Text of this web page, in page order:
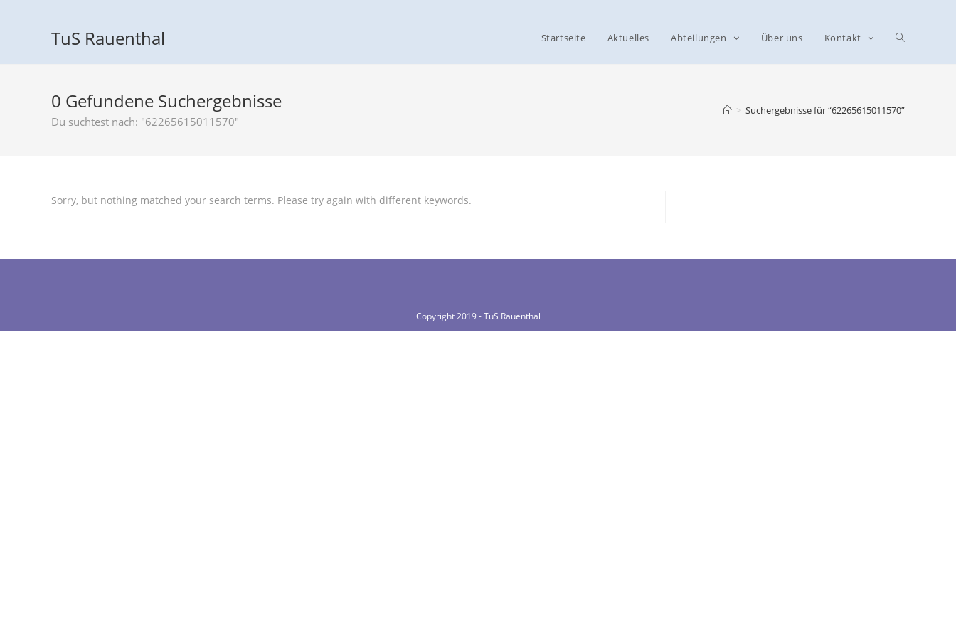
TuS Rauenthal Startseite Aktuelles Abteilungen Über uns Kontakt
0 Gefundene Suchergebnisse
Du suchtest nach: "62265615011570"
> Suchergebnisse für“62265615011570”
Sorry, but nothing matched your search terms. Please try again with different keywords.
Copyright 2019 - TuS Rauenthal